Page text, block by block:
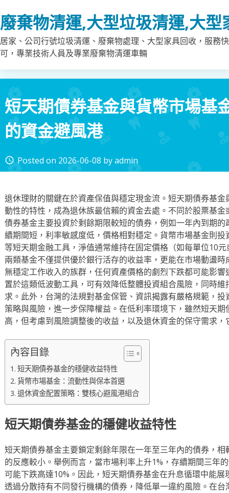
to
content
廢棄物清運,大型垃圾清運,大
居家、公司行號垃圾清運、廢棄物處理、大型家具回收，服務
可，專業技術人員及專業廢棄物清運車輛
短天期債券基金與貨幣市場基
的資金避風港
access_time Posted on 2026-06-08 byadmin
退休理財的關鍵在於資產保值與穩定現金流。短天期債券基
動性的特性，成為退休族最信賴的資金去處。不同於股票基
債券基金主要投資於剩餘期限較短的債券，例如一年內到期
續期間短，利率敏感度低，價格相對穩定。貨幣市場基金則
等短天期金融工具，淨值通常維持在固定價格（如每單位10
兩類基金不僅提供優於銀行活存的收益率，更能在市場動盪
無穩定工作收入的族群，任何資產價格的劇烈下跌都可能影
置於這類低波動工具，可有效降低整體投資組合風險，同時
求。此外，台灣的法規對基金保管、資訊揭露有嚴格規範，
策略與風險，進一步保障權益。在低利率環境下，雖然短天
高，但考慮到風險調整後的收益，以及退休資金的保守需求
內容目錄
短天期債券基金的穩健收益特性
貨幣市場基金：流動性與保本首選
退休資金配置策略：雙核心避風港組合
短天期債券基金的穩健收益特性
短天期債券基金主要鎖定剩餘年限在一年至三年內的債券，
的反應較小。舉例而言，當市場利率上升1%，存續期間三年
可能下跌高達10%。因此，短天期債券基金在升息循環中能
透過分散持有不同發行機構的債券，降低單一違約風險。在